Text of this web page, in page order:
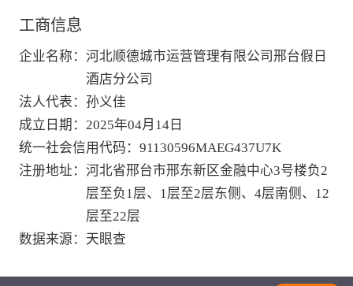
工商信息
企业名称 ： 河北顺德城市运营管理有限公司邢台假日
酒店分公司
法人代表 ： 孙义佳
成立日期 ： 2025年04月14日
统一社会信用代码 ： 91130596MAEG437U7K
注册地址 ： 河北省邢台市邢东新区金融中心3号楼负2
层至负1层、1层至2层东侧、4层南侧、12
层至22层
数据来源 ： 天眼查